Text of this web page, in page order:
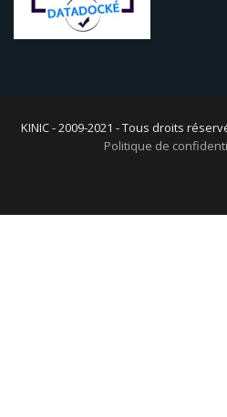
KINIC - 2009-2021 - Tous droits
Politique de